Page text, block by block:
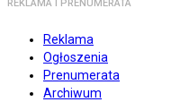
REKLAMA I PRENUMERATA
Reklama
Ogłoszenia
Prenumerata
Archiwum